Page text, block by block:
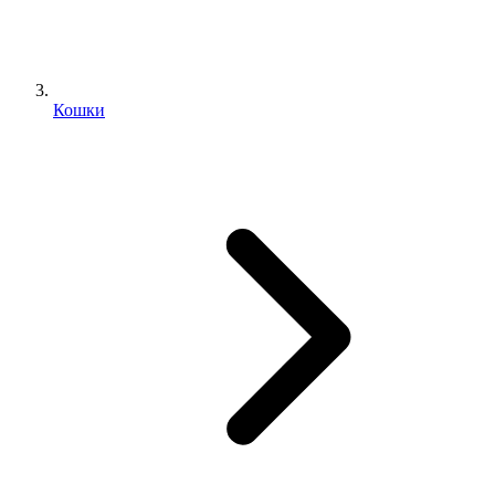
Кошки